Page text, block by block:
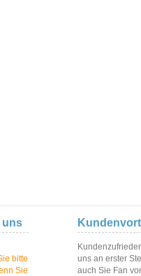
uns
bitte
Sie
uns an erster
auch Sie Fan